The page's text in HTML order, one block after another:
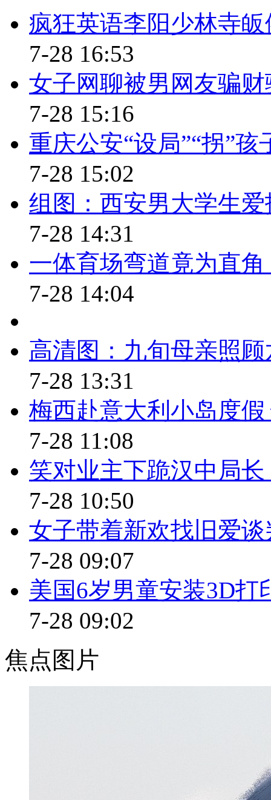
口播：
日前，国家卫计委下发“二、
见稿，拟规定：三级医院住院患
很多网友担忧：以后医院为了
解说：
国家卫计委下发的征求意见稿
级医院住院患者死亡率0.8%，
死亡率4.0‰；住院手术死亡率
者死亡率指标，可能导向医院
友认为，医生治病不救命，哪个
就是作假，都是自动出院……医
导致医院拒收重症患者。该负责
源于最初的媒体报道，将二级
号，显示二级医院住院患者死亡
远。
标题：台北消保处抽验凉席
口播：
炎热的夏天到了，很多朋友喜
检人员发现，随机抽查的凉席
容。
解说：
的凉席，恐怕含有致癌物。消保
标示不清， 更有9件甲醛过量、
消保官 王德明\类似甲醛的一
疯狂英语李阳少林寺
7-28 16:53
女子网聊被男网友骗
7-28 15:16
重庆公安“设局”“拐”
7-28 15:02
组图：西安男大学生
7-28 14:31
一体育场弯道竟为直
7-28 14:04
高清图：九旬母亲照
7-28 13:31
梅西赴意大利小岛度
7-28 11:08
笑对业主下跪汉中局
7-28 10:50
女子带着新欢找旧爱
7-28 09:07
美国6岁男童安装3D
7-28 09:02
焦点图片